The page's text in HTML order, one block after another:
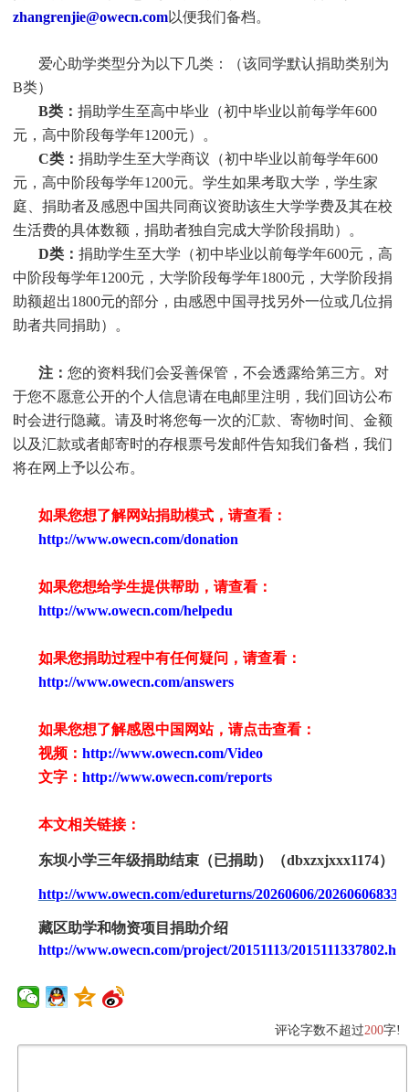
zhangrenjie@owecn.com以便我们备档。
爱心助学类型分为以下几类：（该同学默认捐助类别为
B类）
B类： 捐助学生至高中毕业（初中毕业以前每学年600
元，高中阶段每学年1200元）。
C类： 捐助学生至大学商议（初中毕业以前每学年600
元，高中阶段每学年1200元。 学生如果考取大学， 学生家
庭、捐助者及感恩中国共同商议资助该生大学学费及其在校
生活费的具体数额，捐助者独自完成大学阶段捐助）。
D类： 捐助学生至大学（初中毕业以前每学年600元，高
中阶段每学年1200元，大学阶段每学年1800元，大学阶段捐
助额超出1800元的部分，由感恩中国寻找另外一位或几位捐
助者共同捐助）。
注： 您的资料我们会妥善保管，不会透露给第三方。对
于您不愿意公开的个人信息请在电邮里注明，我们回访公布
时会进行隐藏。请及时将您每一次的汇款、寄物时间、金额
以及汇款或者邮寄时的存根票号发邮件告知我们备档，我们
将在网上予以公布。
如果您想了解网站捐助模式，请查看：
http://www.owecn.com/donation
如果您想给学生提供帮助，请查看：
http://www.owecn.com/helpedu
如果您捐助过程中有任何疑问，请查看：
http://www.owecn.com/answers
如果您想了解感恩中国网站，请点击查看：
视频： http://www.owecn.com/Video
文字： http://www.owecn.com/reports
本文相关链接：
东坝小学三年级捐助结束（已捐助）（dbxzxjxxx1174）
http://www.owecn.com/edureturns/20260606/
藏区助学和物资项目捐助介绍
http://www.owecn.com/project/20151113/
评论字数不超过200字!